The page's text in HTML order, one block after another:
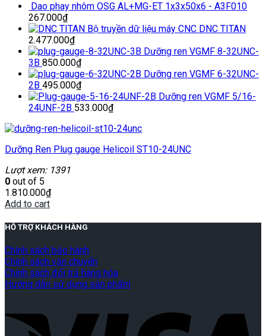
Dao phay nhôm OSG AL+MG-ET 1x3x50x6 - A3F010
267.000₫
Bộ truyền dữ liệu máy CNC DNC TITAN
2.477.000₫
Dưỡng ren VGMF 8-32UNC-
3B 850.000₫
Dưỡng ren VGMF 6-32UNC-
2B 495.000₫
Dưỡng ren VGMF 5/16-
24UNF-2B 533.000₫
Dưỡng Ren Plug gauge Helicoil ST10-24UNC
Lượt xem: 1391
0 out of 5
1.810.000₫
Add to cart
HỖ TRỢ KHÁCH HÀNG
Chính sách bảo hành
Chính sách vận chuyển
Chính sách đổi trả hàng hóa
Hướng dẫn sử dụng sản phẩm